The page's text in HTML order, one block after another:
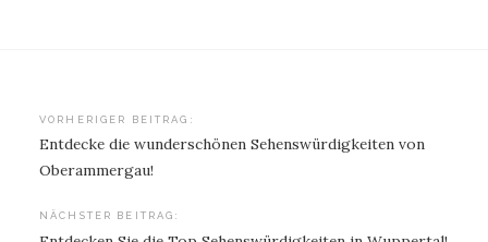
Beitragsnavigation
VORHERIGER BEITRAG:
Entdecke die wunderschönen Sehenswürdigkeiten von
Oberammergau!
NÄCHSTER BEITRAG: